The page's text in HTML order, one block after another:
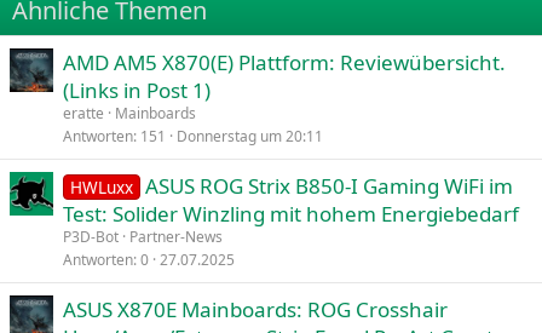
26
Trebuchet MS
Verdana
Ähnliche Themen
AMD AM5 X870(E) Plattform: Reviewübersicht.
(Links in Post 1)
eratte
Mainboards
Antworten 151 Donnerstag um 20:11
HWLuxx ASUS ROG Strix B850-I Gaming WiFi im
Test: Solider Winzling mit hohem Energiebedarf
P3D-Bot Partner-News
Antworten 0 27.07.2025
ASUS X870E Mainboards: ROG Crosshair